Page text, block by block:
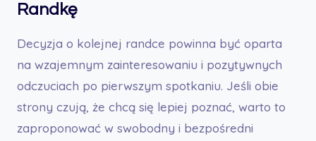
Randkę
Decyzja o kolejnej randce powinna być oparta
na wzajemnym zainteresowaniu i pozytywnych
odczuciach po pierwszym spotkaniu. Jeśli obie
strony czują, że chcą się lepiej poznać, warto to
zaproponować w swobodny i bezpośredni